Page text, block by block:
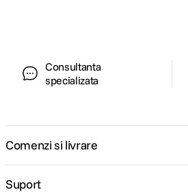
Consultanta
specializata
Comenzi si livrare
Suport